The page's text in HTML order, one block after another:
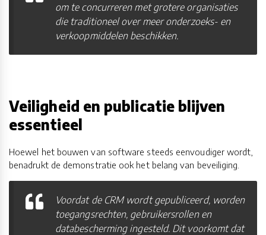
om te concurreren met grotere organisaties
die traditioneel over meer onderzoeks- en
verkoopmiddelen beschikken.
Veiligheid en publicatie blijven
essentieel
Hoewel het bouwen van software steeds eenvoudiger wordt,
benadrukt de demonstratie ook het belang van beveiliging.
Voordat de CRM wordt gepubliceerd, worden
toegangsrechten, gebruikersrollen en
databescherming ingesteld. Dit voorkomt dat